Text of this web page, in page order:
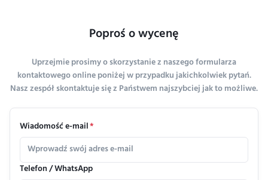
Poproś o wycenę
Uprzejmie prosimy o skorzystanie z naszego formularza
kontaktowego online poniżej w przypadku jakichkolwiek pytań.
Nasz zespół skontaktuje się z Państwem najszybciej jak to możliwe.
Wiadomość e-mail*
Telefon / WhatsApp